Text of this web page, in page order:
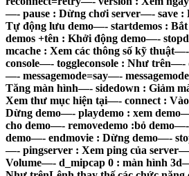
—- pause : Dừng chơi server—- save :
Tự động lưu demo—- startdemos :
demos +tên : Khởi động demo—-
mcache : Xem các thông số kỹ
console—- toggleconsole : Như trên—-
—- messagemode=say—-
Tăng màn hình—- sidedown : Giảm
Xem thư mục hiện tại—- connect :
Dừng demo—- playdemo : xem
cho demo—- removedemo :bỏ
demo—- endmovie : Dừng demo—-
—- pingserver : Xem ping của
Volume—- d_mipcap 0 : màn hình